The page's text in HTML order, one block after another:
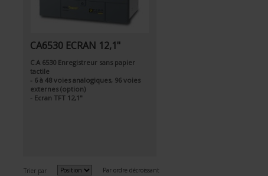
CA6530 ECRAN 12,1"
C.A 6530 Enregistreur sans papier
tactile
- 6 à 48 voies analogiques, 96 voies
externes (option)
- Ecran TFT 12,1"
Trier par Par ordre décroissant